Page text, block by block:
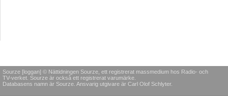
Sourze [loggan] © Nättidningen Sourze, ett registrerat massmedium hos Radio- och
TV-verket. Sourze är också ett registrerat varumärke.
Databasens namn är Sourze. Ansvarig utgivare är Carl Olof Schlyter.